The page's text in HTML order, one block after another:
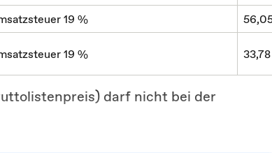
19 %
19 % 33,78
darf nicht bei der